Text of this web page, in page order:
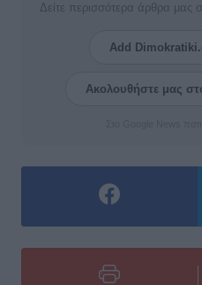
Δείτε περισσότερα άρθρα μας
Add
Ακολουθήστε μας